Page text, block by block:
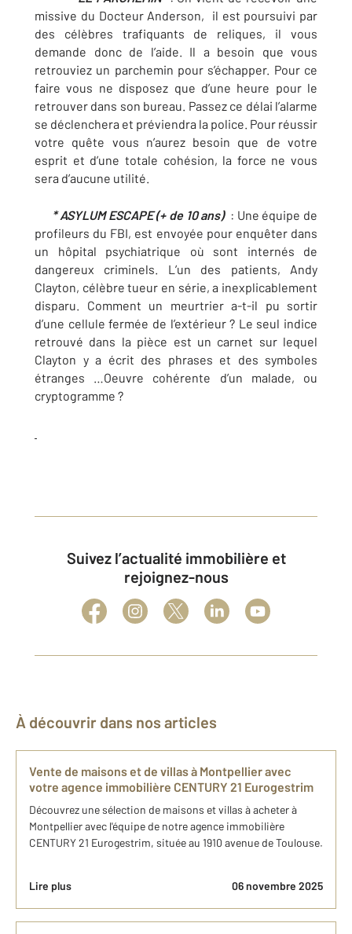
missive du Docteur Anderson, il est poursuivi par
des célèbres trafiquants de reliques, il vous
demande donc de l’aide. Il a besoin que vous
retrouviez un parchemin pour s’échapper. Pour ce
faire vous ne disposez que d’une heure pour le
retrouver dans son bureau. Passez ce délai l’alarme
se déclenchera et préviendra la police. Pour réussir
votre quête vous n’aurez besoin que de votre
esprit et d’une totale cohésion, la force ne vous
sera d’aucune utilité.
* ASYLUM ESCAPE (+ de 10 ans) : Une équipe de
profileurs du FBI, est envoyée pour enquêter dans
un hôpital psychiatrique où sont internés de
dangereux criminels. L’un des patients, Andy
Clayton, célèbre tueur en série, a inexplicablement
disparu. Comment un meurtrier a-t-il pu sortir
d’une cellule fermée de l’extérieur ? Le seul indice
retrouvé dans la pièce est un carnet sur lequel
Clayton y a écrit des phrases et des symboles
étranges …Oeuvre cohérente d’un malade, ou
cryptogramme ?
Suivez l’actualité immobilière et
rejoignez-nous
À découvrir dans nos articles
Vente de maisons et de villas à Montpellier avec
votre agence immobilière CENTURY 21 Eurogestrim
Découvrez une sélection de maisons et villas à acheter à
Montpellier avec l'équipe de notre agence immobilière
CENTURY 21 Eurogestrim, située au 1910 avenue de Toulouse.
Lire plus 06 novembre 2025